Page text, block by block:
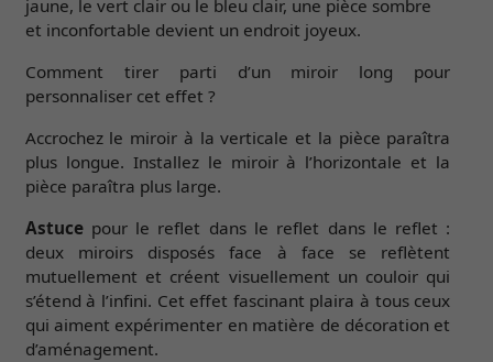
jaune, le vert clair ou le bleu clair, une pièce sombre
et inconfortable devient un endroit joyeux.
Comment tirer parti d’un miroir long pour
personnaliser cet effet ?
Accrochez le miroir à la verticale et la pièce paraîtra
plus longue. Installez le miroir à l’horizontale et la
pièce paraîtra plus large.
Astucepour le reflet dans le reflet dans le reflet :
deux miroirs disposés face à face se reflètent
mutuellement et créent visuellement un couloir qui
s’étend à l’infini. Cet effet fascinant plaira à tous ceux
qui aiment expérimenter en matière de décoration et
d’aménagement.